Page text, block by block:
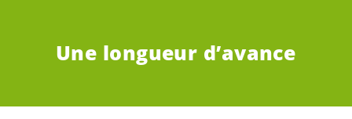
Une longueur d’avance